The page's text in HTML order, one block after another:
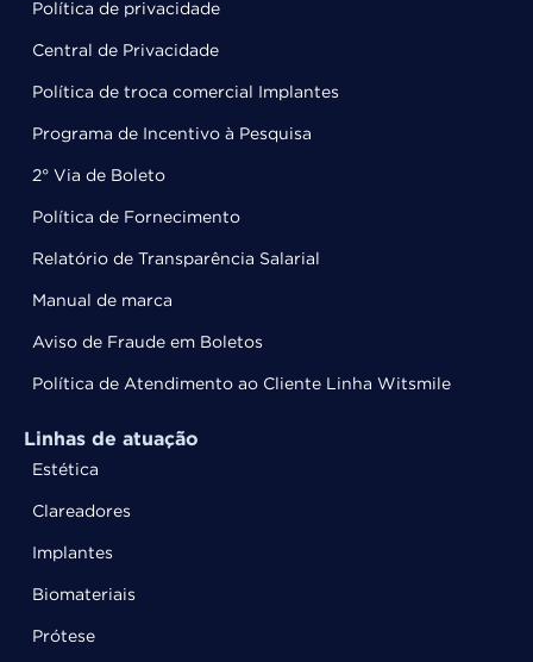
Política de privacidade
Central de Privacidade
Política de troca comercial Implantes
Programa de Incentivo à Pesquisa
2° Via de Boleto
Política de Fornecimento
Relatório de Transparência Salarial
Manual de marca
Aviso de Fraude em Boletos
Política de Atendimento ao Cliente Linha Witsmile
Linhas de atuação
Estética
Clareadores
Implantes
Biomateriais
Prótese